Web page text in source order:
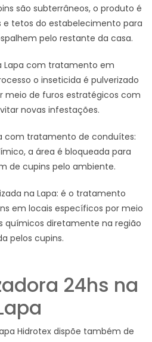
são subterrâneos, o produto é
e tetos do estabelecimento para
pelo restante da casa.
Lapa com tratamento em
o inseticida é pulverizado
meio de furos estratégicos com
novas infestações.
com tratamento de conduítes:
a área é bloqueada para
de cupins pelo ambiente.
na Lapa: é o tratamento
em locais específicos por meio
químicos diretamente na região
pelos cupins.
24hs na
Hidrotex dispõe também de